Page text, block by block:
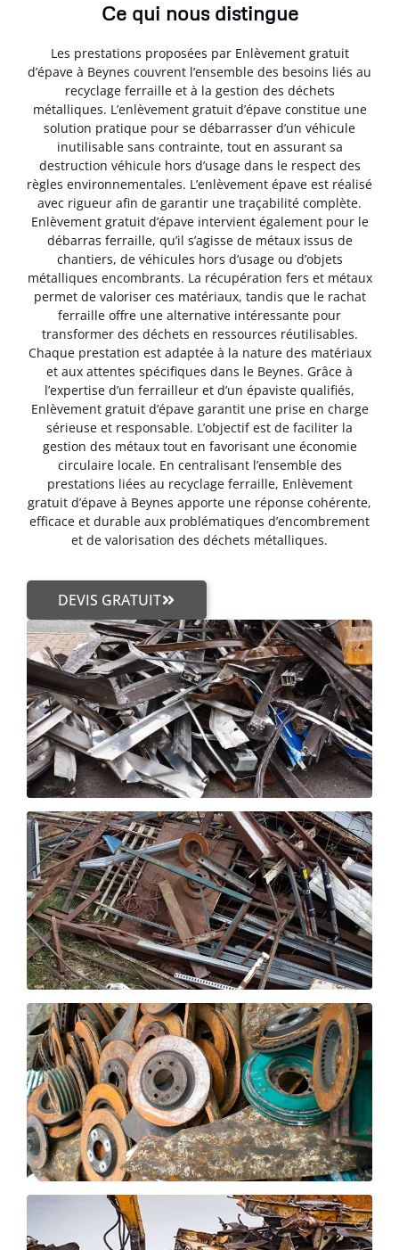
Ce qui nous distingue
Les prestations proposées par Enlèvement gratuit
d’épave à Beynes couvrent l’ensemble des besoins liés au
recyclage ferraille et à la gestion des déchets
métalliques. L’enlèvement gratuit d’épave constitue une
solution pratique pour se débarrasser d’un véhicule
inutilisable sans contrainte, tout en assurant sa
destruction véhicule hors d’usage dans le respect des
règles environnementales. L’enlèvement épave est réalisé
avec rigueur afin de garantir une traçabilité complète.
Enlèvement gratuit d’épave intervient également pour le
débarras ferraille, qu’il s’agisse de métaux issus de
chantiers, de véhicules hors d’usage ou d’objets
métalliques encombrants. La récupération fers et métaux
permet de valoriser ces matériaux, tandis que le rachat
ferraille offre une alternative intéressante pour
transformer des déchets en ressources réutilisables.
Chaque prestation est adaptée à la nature des matériaux
et aux attentes spécifiques dans le Beynes. Grâce à
l’expertise d’un ferrailleur et d’un épaviste qualifiés,
Enlèvement gratuit d’épave garantit une prise en charge
sérieuse et responsable. L’objectif est de faciliter la
gestion des métaux tout en favorisant une économie
circulaire locale. En centralisant l’ensemble des
prestations liées au recyclage ferraille, Enlèvement
gratuit d’épave à Beynes apporte une réponse cohérente,
efficace et durable aux problématiques d’encombrement
et de valorisation des déchets métalliques.
DEVIS GRATUIT